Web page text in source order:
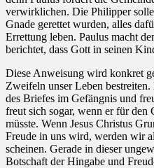
verwirklichen. Die Philipper
Gnade gerettet wurden, alles
Errettung leben. Paulus macht
berichtet, dass Gott in seinen
Diese Anweisung wird konkret
Zweifeln unser Leben
des Briefes im Gefängnis und
freut sich sogar, wenn er für den
müsste. Wenn Jesus Christus
Freude in uns wird, werden wir
scheinen. Gerade in dieser
Botschaft der Hingabe und